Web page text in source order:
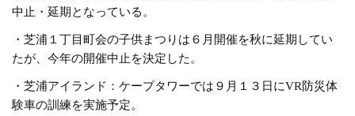
中止・延期となっている。
・芝浦１丁目町会の子供まつりは６月開催を秋に延期してい
たが、今年の開催中止を決定した。
・芝浦アイランド：ケープタワーでは９月１３日にVR防災体
験車の訓練を実施予定。